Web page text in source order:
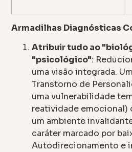
Armadilhas Diagnósticas
Atribuir tudo ao
"psicológico":
uma visão integrada.
Transtorno de
uma vulnerabilidade
reatividade emocional)
um ambiente
caráter marcado por
Autodirecionamento e